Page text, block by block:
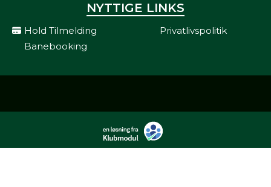
NYTTIGE LINKS
Hold Tilmelding
Privatlivspolitik
Banebooking